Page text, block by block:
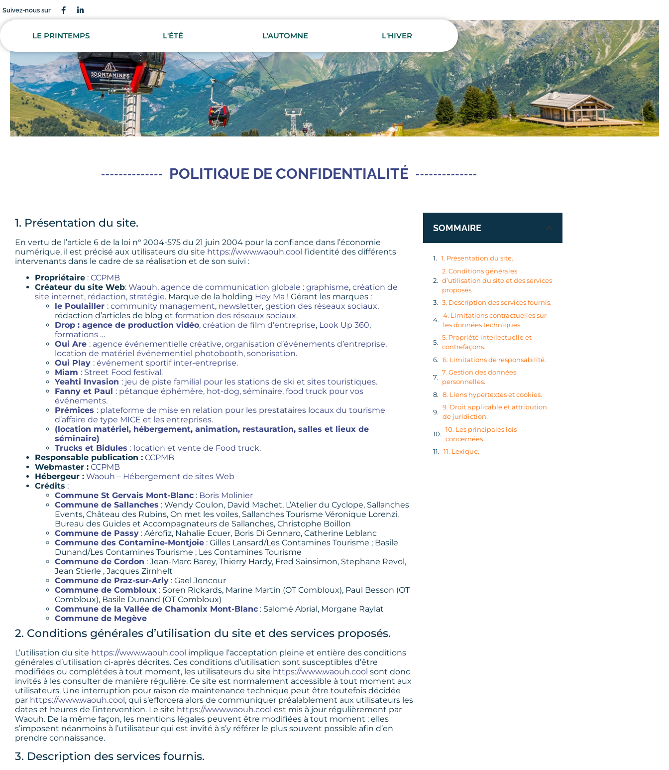
Suivez-nous sur
LE PRINTEMPS L'ÉTÉ L'AUTOMNE L'HIVER
POLITIQUE DE CONFIDENTIALITÉ
1. Présentation du site.
En vertu de l’article 6 de la loi n° 2004-575 du 21 juin 2004 pour la confiance dans l’économie
numérique, il est précisé aux utilisateurs du site https://www.waouh.cool l’identité des différents
intervenants dans le cadre de sa réalisation et de son suivi :
Propriétaire : CCPMB
Créateur du site Web: Waouh, agence de communication globale : graphisme, création de
site internet, rédaction, stratégie. Marque de la holding Hey Ma ! Gérant les marques :
le Poulailler : community management, newsletter, gestion des réseaux sociaux,
rédaction d’articles de blog et formation des réseaux sociaux.
Drop : agence de production vidéo, création de film d’entreprise, Look Up 360,
formations …
Oui Are : agence événementielle créative, organisation d’événements d’entreprise,
location de matériel événementiel photobooth, sonorisation.
Oui Play : événement sportif inter-entreprise.
Miam : Street Food festival.
Yeahti Invasion : jeu de piste familial pour les stations de ski et sites touristiques.
Fanny et Paul : pétanque éphémère, hot-dog, séminaire, food truck pour vos
événements.
Prémices : plateforme de mise en relation pour les prestataires locaux du tourisme
d’affaire de type MICE et les entreprises.
(location matériel, hébergement, animation, restauration, salles et lieux de
séminaire)
Trucks et Bidules : location et vente de Food truck.
Responsable publication : CCPMB
Webmaster : CCPMB
Hébergeur : Waouh – Hébergement de sites Web
Crédits :
Commune St Gervais Mont-Blanc : Boris Molinier
Commune de Sallanches : Wendy Coulon, David Machet, L’Atelier du Cyclope, Sallanches
Events, Château des Rubins, On met les voiles, Sallanches Tourisme Véronique Lorenzi,
Bureau des Guides et Accompagnateurs de Sallanches, Christophe Boillon
Commune de Passy : Aérofiz, Nahalie Ecuer, Boris Di Gennaro, Catherine Leblanc
Commune des Contamine-Montjoie : Gilles Lansard/Les Contamines Tourisme ; Basile
Dunand/Les Contamines Tourisme ; Les Contamines Tourisme
Commune de Cordon : Jean-Marc Barey, Thierry Hardy, Fred Sainsimon, Stephane Revol,
Jean Stierle , Jacques Zirnhelt
Commune de Praz-sur-Arly : Gael Joncour
Commune de Combloux : Soren Rickards, Marine Martin (OT Combloux), Paul Besson (OT
Combloux), Basile Dunand (OT Combloux)
Commune de la Vallée de Chamonix Mont-Blanc : Salomé Abrial, Morgane Raylat
Commune de Megève
2. Conditions générales d’utilisation du site et des services proposés.
L’utilisation du site https://www.waouh.cool implique l’acceptation pleine et entière des conditions
générales d’utilisation ci-après décrites. Ces conditions d’utilisation sont susceptibles d’être
modifiées ou complétées à tout moment, les utilisateurs du site https://www.waouh.cool sont donc
invités à les consulter de manière régulière. Ce site est normalement accessible à tout moment aux
utilisateurs. Une interruption pour raison de maintenance technique peut être toutefois décidée
par https://www.waouh.cool , qui s’efforcera alors de communiquer préalablement aux utilisateurs les
dates et heures de l’intervention. Le site https://www.waouh.cool est mis à jour régulièrement par
Waouh. De la même façon, les mentions légales peuvent être modifiées à tout moment : elles
s’imposent néanmoins à l’utilisateur qui est invité à s’y référer le plus souvent possible afin d’en
prendre connaissance.
3. Description des services fournis.
SOMMAIRE
1. Présentation du site.
2. Conditions générales
d’utilisation du site et des services
proposés.
3. Description des services fournis.
4. Limitations contractuelles sur
les données techniques.
5. Propriété intellectuelle et
contrefaçons.
6. Limitations de responsabilité.
7. Gestion des données
personnelles.
8. Liens hypertextes et cookies.
9. Droit applicable et attribution
de juridiction.
10. Les principales lois
concernées.
11. Lexique.